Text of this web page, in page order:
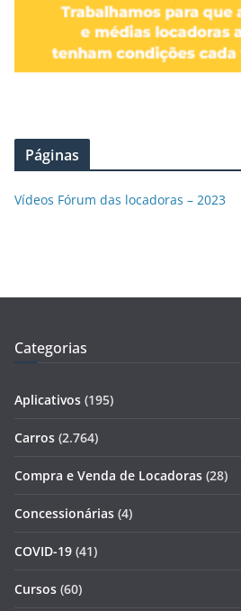
Páginas
Vídeos Fórum das locadoras – 2023
Categorias
Aplicativos (195)
Carros (2.764)
Compra e Venda de Locadoras (28)
Concessionárias (4)
COVID-19 (41)
Cursos (60)